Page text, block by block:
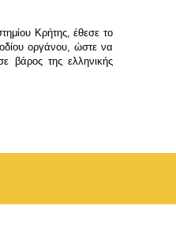
Κρήτης, έθεσε το
οργάνου, ώστε να
βάρος της ελληνικής